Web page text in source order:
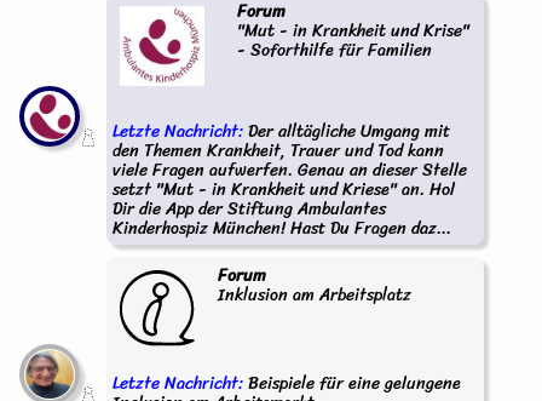
Forum
"Mut - in Krankheit und Krise"
- Soforthilfe für Familien
Letzte Nachricht:Der alltägliche Umgang mit
den Themen Krankheit, Trauer und Tod kann
viele Fragen aufwerfen. Genau an dieser Stelle
setzt "Mut - in Krankheit und Kriese" an. Hol
Dir die App der Stiftung Ambulantes
Kinderhospiz München! Hast Du Fragen daz...
Forum
Inklusion am Arbeitsplatz
Letzte Nachricht:Beispiele für eine gelungene